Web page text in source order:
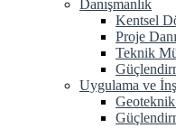
Danışmanlık
Kentsel
Proje
Teknik
Uygulama ve